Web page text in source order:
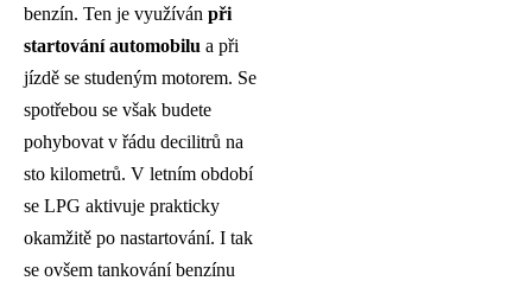
benzín. Ten je využíván při
startování automobilu a při
jízdě se studeným motorem. Se
spotřebou se však budete
pohybovat v řádu decilitrů na
sto kilometrů. V letním období
se LPG aktivuje prakticky
okamžitě po nastartování. I tak
se ovšem tankování benzínu